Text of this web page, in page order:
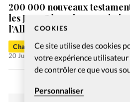
COOKIES
Ce site utilise des cookies
votre expérience
de contrôler ce que vous
Personnaliser
200 000 nouveaux
les Jeux Olympiques,
l’Alliance biblique française
Charlotte Moulin
20 Juin 2024